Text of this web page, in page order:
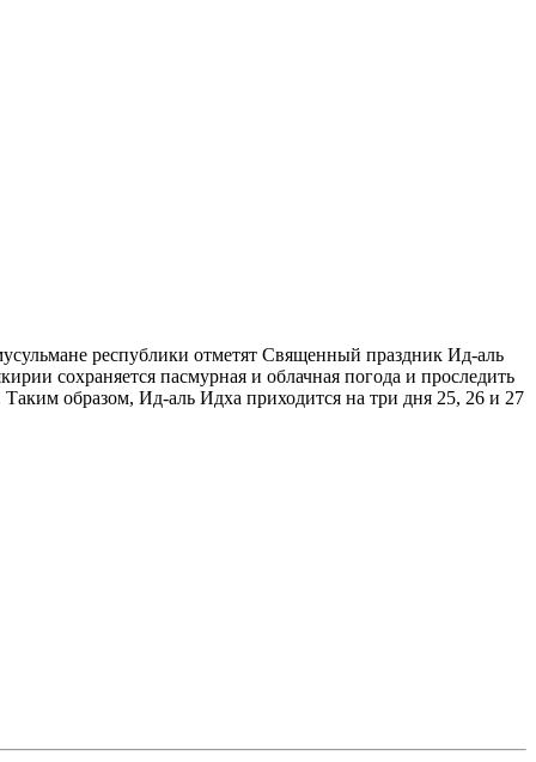
республики отметят Священный праздник Ид-аль
сохраняется пасмурная и облачная погода и проследить
образом, Ид-аль Идха приходится на три дня 25, 26 и 27